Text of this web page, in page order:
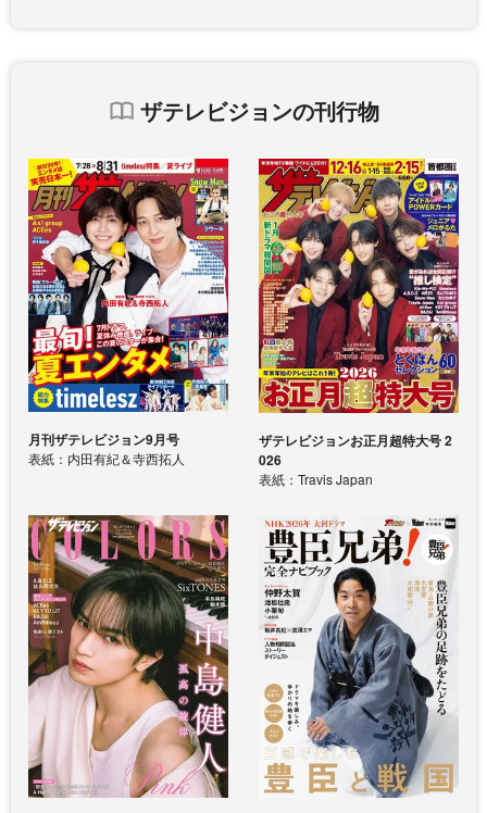
ザテレビジョンの刊行物
月刊ザテレビジョン9月号
表紙：内田有紀＆寺西拓人
ザテレビジョンお正月超特大号 2
026
表紙：Travis Japan